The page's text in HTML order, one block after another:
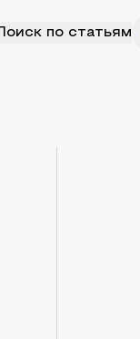
Поиск по статьям